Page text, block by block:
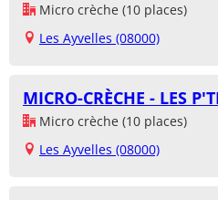
Micro crèche (10 places)
Les Ayvelles (08000)
MICRO-CRÈCHE - LES
Micro crèche (10 places)
Les Ayvelles (08000)